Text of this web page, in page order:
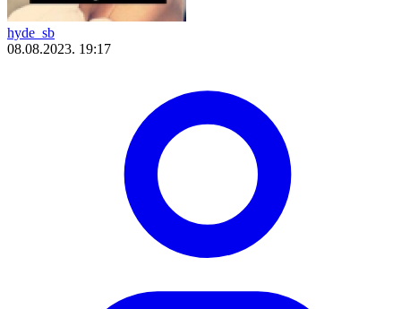
hyde_sb
08.08.2023. 19:17